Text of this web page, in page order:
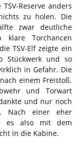
Reserve anders
zu holen. Die
zwar deutliche
klare Torchancen
TSV-Elf zeigte ein
Stückwerk und so
in Gefahr. Die
einem Freistoß.
und Torwart
und nur noch
Nach einer eher
es also mit dem
in die Kabine.